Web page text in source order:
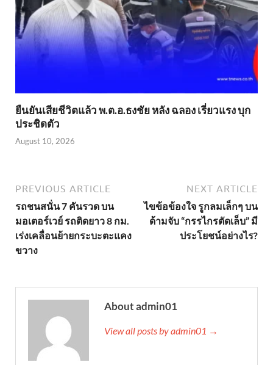
ยืนยันเสียชีวิตแล้ว พ.ต.อ.ธงชัย หลัง ฉลอง เรี่ยวแรง บุก
ประชิดตัว
August 10, 2026
PREVIOUS ARTICLE
รถชนสนั่น 7 คันรวด บน
มอเตอร์เวย์ รถติดยาว 8 กม.
เร่งเคลื่อนย้ายกระบะตะแคง
ขวาง
NEXT ARTICLE
ไขข้อข้องใจ รูกลมเล็กๆ บน
ด้ามจับ “กรรไกรตัดเล็บ” มี
ประโยชน์อย่างไร?
About admin01
View all posts by admin01 →